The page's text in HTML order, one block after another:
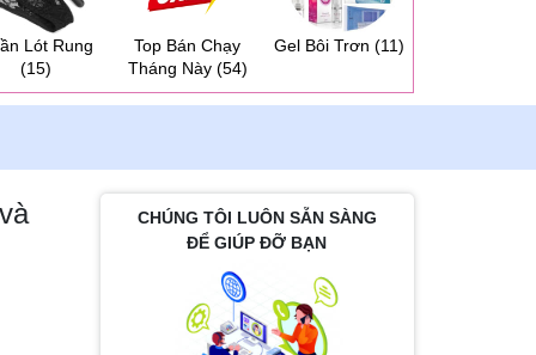
Lót Rung
(15)
Top Bán Chạy
Tháng Này (54)
Gel Bôi Trơn (11)
CHÚNG TÔI LUÔN SẴN SÀNG
ĐỂ GIÚP ĐỠ BẠN